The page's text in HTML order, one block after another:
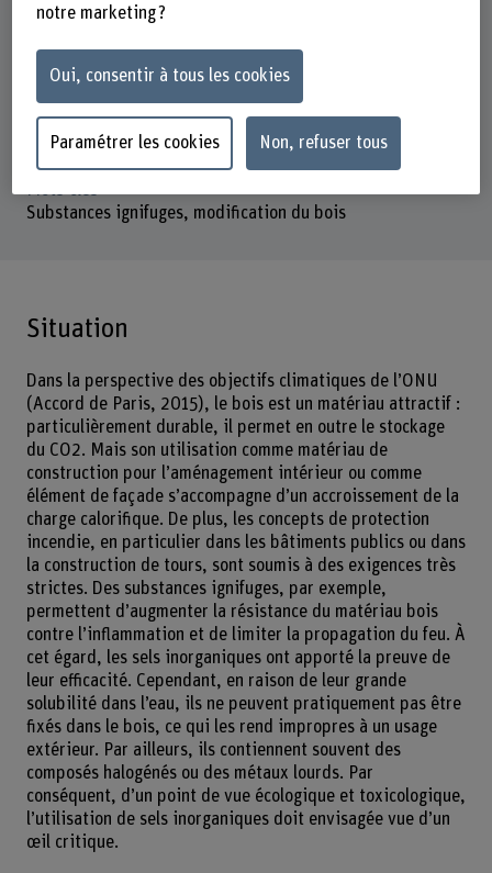
Innosuisse
Durée (prévue)
01.05.2021 - 01.11.2023
Direction du projet
Prof. Dr. Thomas Volkmer
Mots-clés
Substances ignifuges, modification du bois
Situation
Dans la perspective des objectifs climatiques de l’ONU
(Accord de Paris, 2015), le bois est un matériau attractif :
particulièrement durable, il permet en outre le stockage
du CO2. Mais son utilisation comme matériau de
construction pour l’aménagement intérieur ou comme
élément de façade s’accompagne d’un accroissement de la
charge calorifique. De plus, les concepts de protection
incendie, en particulier dans les bâtiments publics ou dans
la construction de tours, sont soumis à des exigences très
strictes. Des substances ignifuges, par exemple,
permettent d’augmenter la résistance du matériau bois
contre l’inflammation et de limiter la propagation du feu. À
cet égard, les sels inorganiques ont apporté la preuve de
leur efficacité. Cependant, en raison de leur grande
solubilité dans l’eau, ils ne peuvent pratiquement pas être
fixés dans le bois, ce qui les rend impropres à un usage
extérieur. Par ailleurs, ils contiennent souvent des
composés halogénés ou des métaux lourds. Par
conséquent, d’un point de vue écologique et toxicologique,
l’utilisation de sels inorganiques doit envisagée vue d’un
œil critique.
notre marketing ?
Oui, consentir à tous les cookies
Paramétrer les cookies Non, refuser tous